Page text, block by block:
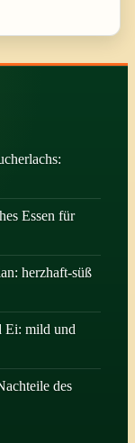
Essen für
herzhaft-süß
Ei: mild und
des